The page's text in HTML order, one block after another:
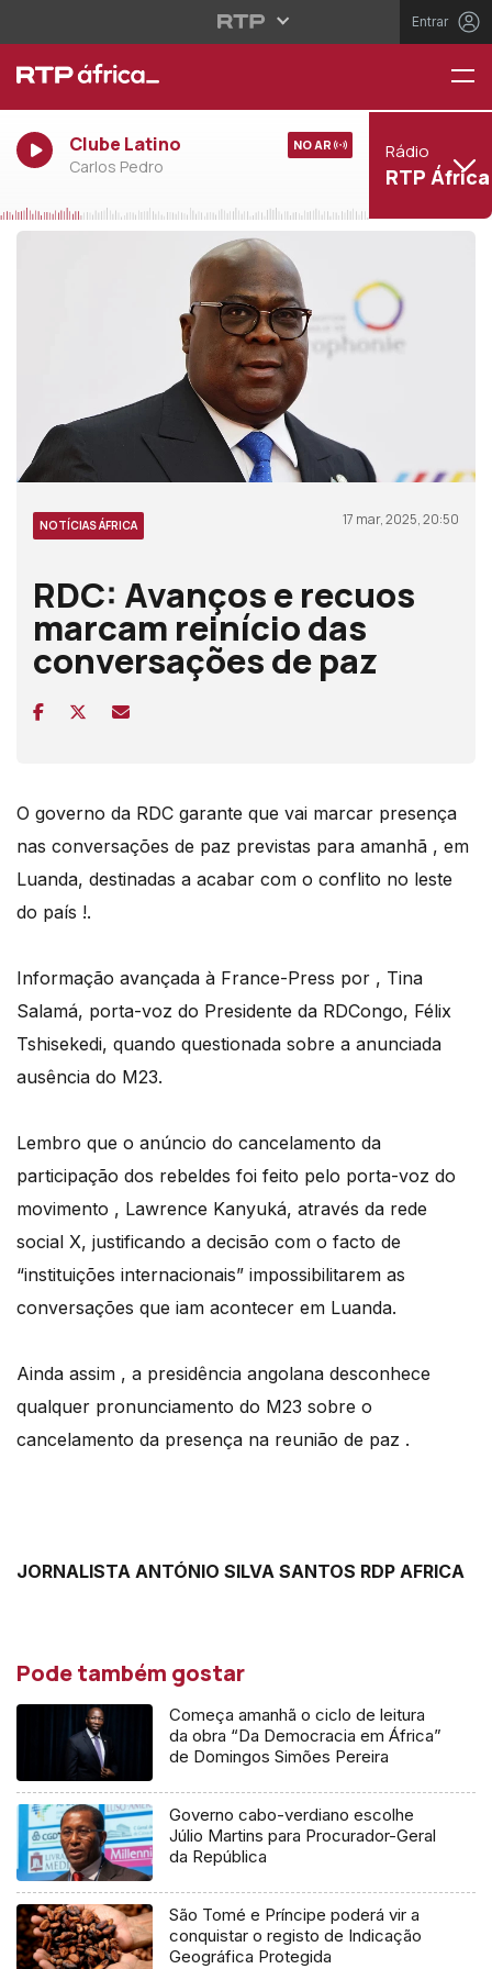
Entrar
Clube Latino
Carlos Pedro
NO AR Rádio
RTP África
NOTÍCIAS ÁFRICA 17 mar, 2025, 20:50
RDC: Avanços e recuos
marcam reinício das
conversações de paz
O governo da RDC garante que vai marcar presença
nas conversações de paz previstas para amanhã , em
Luanda, destinadas a acabar com o conflito no leste
do país !.
Informação avançada à France-Press por , Tina
Salamá, porta-voz do Presidente da RDCongo, Félix
Tshisekedi, quando questionada sobre a anunciada
ausência do M23.
Lembro que o anúncio do cancelamento da
participação dos rebeldes foi feito pelo porta-voz do
movimento , Lawrence Kanyuká, através da rede
social X, justificando a decisão com o facto de
“instituições internacionais” impossibilitarem as
conversações que iam acontecer em Luanda.
Ainda assim , a presidência angolana desconhece
qualquer pronunciamento do M23 sobre o
cancelamento da presença na reunião de paz .
JORNALISTA ANTÓNIO SILVA SANTOS RDP AFRICA
Pode também gostar
Começa amanhã o ciclo de leitura
da obra “Da Democracia em África”
de Domingos Simões Pereira
Governo cabo-verdiano escolhe
Júlio Martins para Procurador-Geral
da República
São Tomé e Príncipe poderá vir a
conquistar o registo de Indicação
Geográfica Protegida